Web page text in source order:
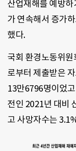
산업재해를 예방
가 연속해서 증가
했다.
국회 환경노동위
로부터 제출받은
13만6796명이었
전인 2021년 대비
고 사망자수는